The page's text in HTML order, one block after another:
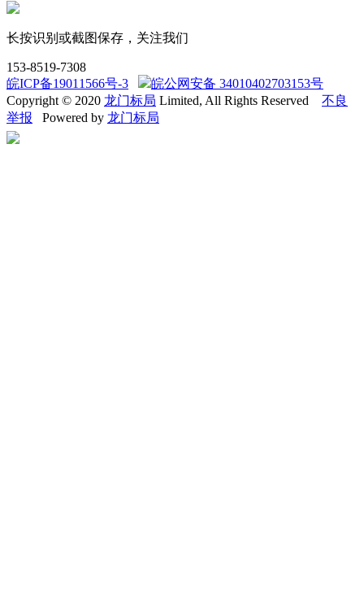
长按识别或截图保存，关注我们
153-8519-7308
皖ICP备19011566号-3
皖公网安备 34010402703153号
Copyright © 2020 龙门标局 Limited, All Rights Reserved 不良
举报 Powered by 龙门标局